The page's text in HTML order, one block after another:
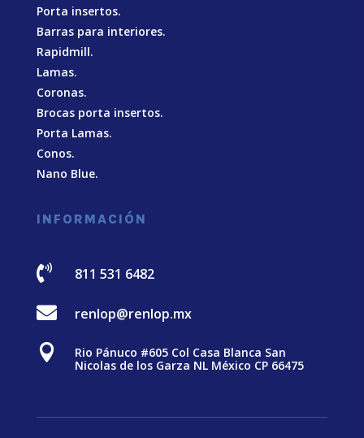
Porta insertos.
Barras para interiores.
Rapidmill.
Lamas.
Coronas.
Brocas porta insertos.
Porta Lamas.
Conos.
Nano Blue.
INFORMACIÓN
 811 531 6482
 renlop@renlop.mx

Rio Pánuco #605 Col Casa Blanca San
Nicolas de los Garza NL México CP 66475